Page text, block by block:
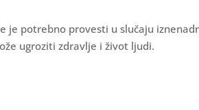
je potrebno provesti u slučaju
ugroziti zdravlje i život ljudi.